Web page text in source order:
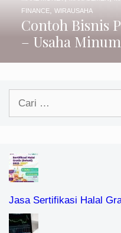
Contoh Bisnis
– Usaha
FINANCE, WIRAUSAHA
Cari
Jasa Sertifikasi Halal